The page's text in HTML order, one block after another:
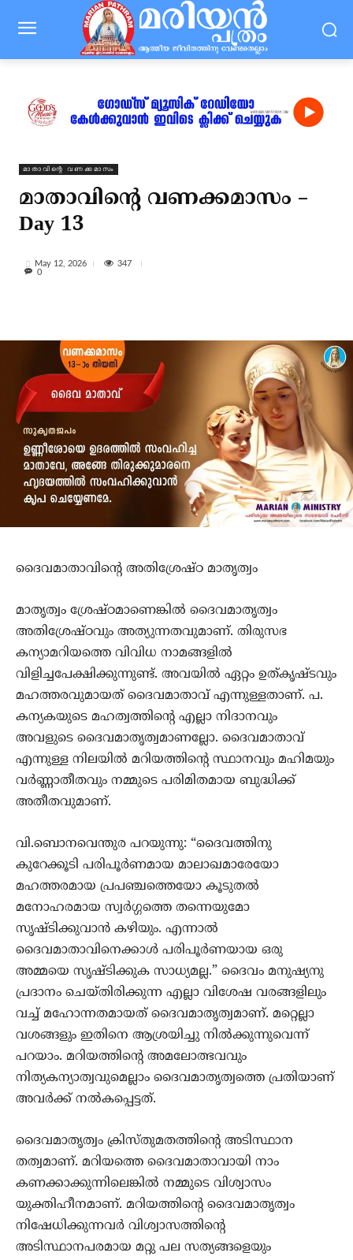
മാതാവിന്റെ വണക്കമാസം
മാതാവിന്റെ വണക്കമാസം –
Day 13
May 12, 2026
347
0
ദൈവമാതാവിന്‍റെ അതിശ്രേഷ്ഠ മാതൃത്വം
മാതൃത്വം ശ്രേഷ്ഠമാണെങ്കില്‍ ദൈവമാതൃത്വം
അതിശ്രേഷ്ഠവും അത്യുന്നതവുമാണ്. തിരുസഭ
കന്യാമറിയത്തെ വിവിധ നാമങ്ങളില്‍
വിളിച്ചപേക്ഷിക്കുന്നുണ്ട്. അവയില്‍ ഏറ്റം ഉത്കൃഷ്ടവും
മഹത്തരവുമായത് ദൈവമാതാവ് എന്നുള്ളതാണ്. പ.
കന്യകയുടെ മഹത്വത്തിന്‍റെ എല്ലാ നിദാനവും
അവളുടെ ദൈവമാതൃത്വമാണല്ലോ. ദൈവമാതാവ്
എന്നുള്ള നിലയില്‍ മറിയത്തിന്‍റെ സ്ഥാനവും മഹിമയും
വര്‍ണ്ണാതീതവും നമ്മുടെ പരിമിതമായ ബുദ്ധിക്ക്
അതീതവുമാണ്.
വി.ബൊനവെന്തുര പറയുന്നു: “ദൈവത്തിനു
കുറേക്കൂടി പരിപൂര്‍ണമായ മാലാഖമാരേയോ
മഹത്തരമായ പ്രപഞ്ചത്തെയോ കൂടുതല്‍
മനോഹരമായ സ്വര്‍ഗ്ഗത്തെ തന്നെയുമോ
സൃഷ്ടിക്കുവാന്‍ കഴിയും. എന്നാല്‍
ദൈവമാതാവിനെക്കാള്‍ പരിപൂര്‍ണയായ ഒരു
അമ്മയെ സൃഷ്ടിക്കുക സാധ്യമല്ല.” ദൈവം മനുഷ്യനു
പ്രദാനം ചെയ്തിരിക്കുന്ന എല്ലാ വിശേഷ വരങ്ങളിലും
വച്ച് മഹോന്നതമായത് ദൈവമാതൃത്വമാണ്. മറ്റെല്ലാ
വശങ്ങളും ഇതിനെ ആശ്രയിച്ചു നില്‍ക്കുന്നുവെന്ന്
പറയാം. മറിയത്തിന്‍റെ അമലോത്ഭവവും
നിത്യകന്യാത്വവുമെല്ലാം ദൈവമാതൃത്വത്തെ പ്രതിയാണ്
അവര്‍ക്ക് നല്‍കപ്പെട്ടത്‌.
ദൈവമാതൃത്വം ക്രിസ്തുമതത്തിന്‍റെ അടിസ്ഥാന
തത്വമാണ്. മറിയത്തെ ദൈവമാതാവായി നാം
കണക്കാക്കുന്നിലെങ്കില്‍ നമ്മുടെ വിശ്വാസം
യുക്തിഹീനമാണ്. മറിയത്തിന്‍റെ ദൈവമാതൃത്വം
നിഷേധിക്കുന്നവര്‍ വിശ്വാസത്തിന്‍റെ
അടിസ്ഥാനപരമായ മറ്റു പല സത്യങ്ങളെയും